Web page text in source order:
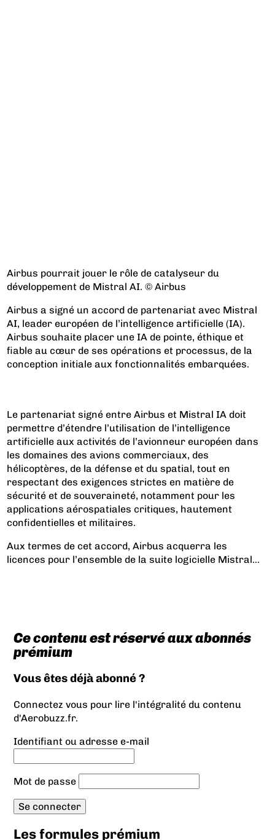
Airbus pourrait jouer le rôle de catalyseur du
développement de Mistral AI. © Airbus
Airbus a signé un accord de partenariat avec Mistral
AI, leader européen de l’intelligence artificielle (IA).
Airbus souhaite placer une IA de pointe, éthique et
fiable au cœur de ses opérations et processus, de la
conception initiale aux fonctionnalités embarquées.
Le partenariat signé entre Airbus et Mistral IA doit
permettre d’étendre l’utilisation de l’intelligence
artificielle aux activités de l’avionneur européen dans
les domaines des avions commerciaux, des
hélicoptères, de la défense et du spatial, tout en
respectant des exigences strictes en matière de
sécurité et de souveraineté, notamment pour les
applications aérospatiales critiques, hautement
confidentielles et militaires.
Aux termes de cet accord, Airbus acquerra les
licences pour l’ensemble de la suite logicielle Mistral...
Ce contenu est réservé aux abonnés
prémium
Vous êtes déjà abonné ?
Connectez vous pour lire l'intégralité du contenu
d'Aerobuzz.fr.
Identifiant ou adresse e-mail
Mot de passe
Les formules prémium